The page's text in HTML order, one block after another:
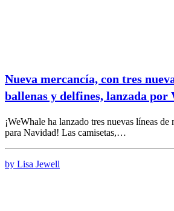
Nueva mercancía, con tres
ballenas y delfines, lanzada por
¡WeWhale ha lanzado tres nuevas líneas
para Navidad! Las camisetas,…
by Lisa Jewell